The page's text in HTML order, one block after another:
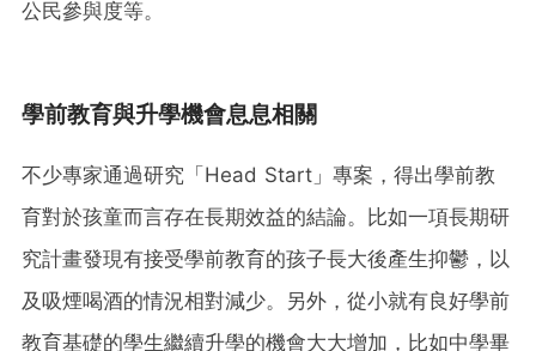
公民參與度等。
學前教育與升學機會息息相關
不少專家通過研究「Head Start」專案，得出學前教
育對於孩童而言存在長期效益的結論。比如一項長期研
究計畫發現有接受學前教育的孩子長大後產生抑鬱，以
及吸煙喝酒的情況相對減少。另外，從小就有良好學前
教育基礎的學生繼續升學的機會大大增加，比如中學畢